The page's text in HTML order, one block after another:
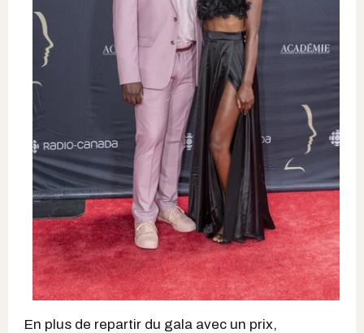
En plus de repartir du gala avec un prix,